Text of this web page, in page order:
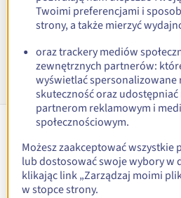
Zobacz wszystkie
Informacje
About .email
Twoimi preferencjami i
strony, a także mierzyć
oraz trackery mediów
zewnętrznych partnerów:
wyświetlać spersonalizowane
skuteczność oraz
partnerom reklamowym i
społecznościowym.
Możesz zaakceptować
lub dostosować swoje wybory w
klikając link „Zarządzaj moimi
w stopce strony.